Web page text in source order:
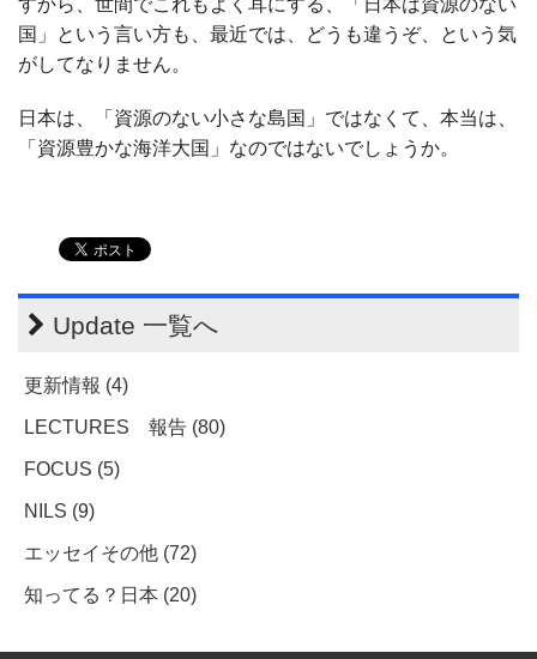
すから、世間でこれもよく耳にする、「日本は資源のない
国」という言い方も、最近では、どうも違うぞ、という気
がしてなりません。
日本は、「資源のない小さな島国」ではなくて、本当は、
「資源豊かな海洋大国」なのではないでしょうか。
Update 一覧へ
更新情報 (4)
LECTURES 報告 (80)
FOCUS (5)
NILS (9)
エッセイその他 (72)
知ってる？日本 (20)